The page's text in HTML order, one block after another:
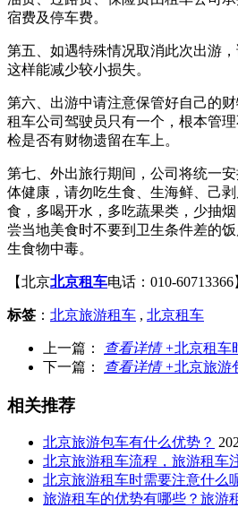
宿费及停车费。
第五、如遇特殊情况取消此次出游
这样能减少较小损失。
第六、出游中请注意保管好自己的
租车公司驾驶员只有一个，根本管
检是否有财物遗留在车上。
第七、外出旅行期间，公司将统一
体健康，请勿吃生食、生海鲜、己
食，多喝开水，多吃蔬果类，少抽
尝当地美食时不要到卫生条件差的
生食物中毒。
【北京北京租车电话：010-60713366
标签 ： 北京旅游租车 , 北京租车
上一篇： 查看详情 +北京租车
下一篇：
查看详情 +北京旅游
相关推荐
北京旅游包车有什么优势？
北京旅游租车流程，旅游租车
北京旅游租车时需要注意什么
旅游租车的优势有哪些？旅游